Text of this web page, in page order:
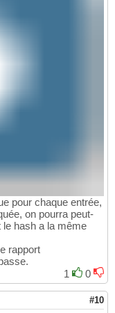
pour chaque entrée,
on pourra peut-
hash a la même
rapport
1
0
#10